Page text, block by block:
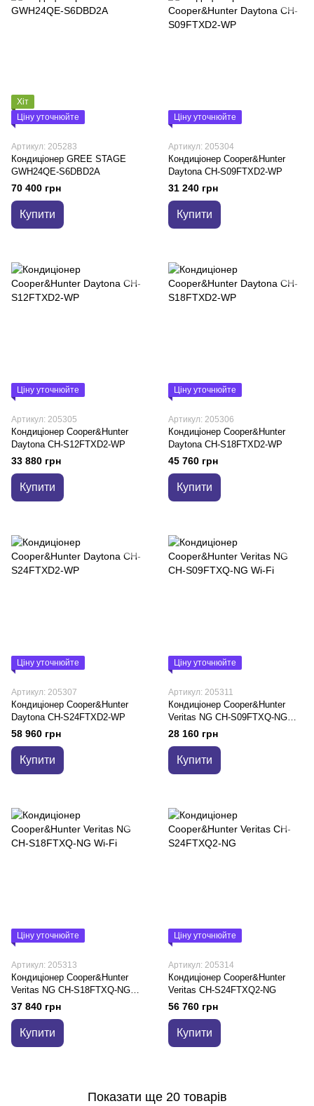
Хіт
Ціну уточнюйте
Артикул: 205283
Кондиціонер GREE STAGE
GWH24QE-S6DBD2A
70 400 грн
Купити
Ціну уточнюйте
Артикул: 205304
Кондиціонер Cooper&Hunter
Daytona CH-S09FTXD2-WP
31 240 грн
Купити
Ціну уточнюйте
Артикул: 205305
Кондиціонер Cooper&Hunter
Daytona CH-S12FTXD2-WP
33 880 грн
Купити
Ціну уточнюйте
Артикул: 205306
Кондиціонер Cooper&Hunter
Daytona CH-S18FTXD2-WP
45 760 грн
Купити
Ціну уточнюйте
Артикул: 205307
Кондиціонер Cooper&Hunter
Daytona CH-S24FTXD2-WP
58 960 грн
Купити
Ціну уточнюйте
Артикул: 205311
Кондиціонер Cooper&Hunter
Veritas NG CH-S09FTXQ-NG
Wi-Fi
28 160 грн
Купити
Ціну уточнюйте
Артикул: 205313
Кондиціонер Cooper&Hunter
Veritas NG CH-S18FTXQ-NG
Wi-Fi
37 840 грн
Купити
Ціну уточнюйте
Артикул: 205314
Кондиціонер Cooper&Hunter
Veritas CH-S24FTXQ2-NG
56 760 грн
Купити
Показати ще 20 товарів